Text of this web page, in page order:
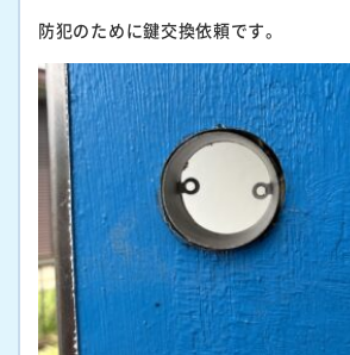
防犯のために鍵交換依頼です。